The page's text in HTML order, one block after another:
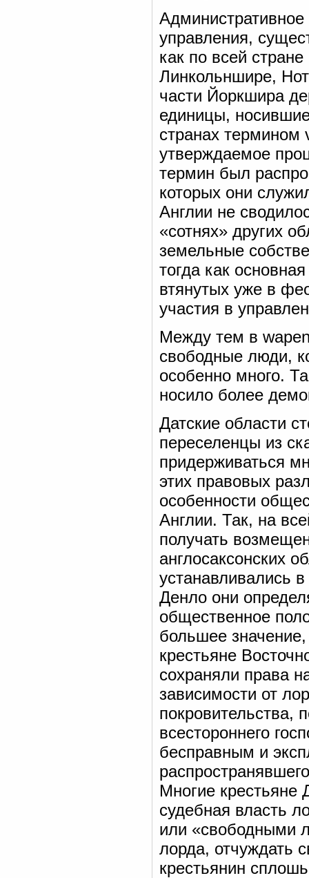
управления,
как по всей
Линкольншире,
части Йоркшира
единицы,
странах термином
утверждаемое
термин был
которых они
Англии не
«сотнях» других
земельные
тогда как
втянутых уже в
участия в
Между тем в
свободные люди,
особенно много.
носило более
Датские области
переселенцы из
придерживаться
этих правовых
особенности
Англии. Так, на
получать
англосаксонских
устанавливались
Денло они
общественное
большее
крестьяне
сохраняли права
зависимости от
покровительства,
всестороннего
бесправным и
Многие
судебная власть
или «свободными
лорда, отчуждать
крестьянин